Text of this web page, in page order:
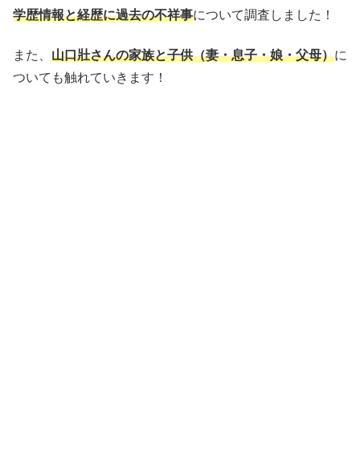
学歴情報と経歴に過去の不祥事について調査しました！
また、 山口壯さんの家族と子供（妻・息子・娘・父母）に
ついても触れていきます！